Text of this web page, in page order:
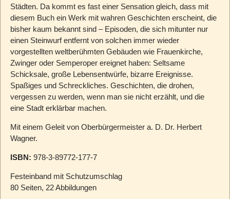
Städten. Da kommt es fast einer Sensation gleich, dass mit
diesem Buch ein Werk mit wahren Geschichten erscheint, die
bisher kaum bekannt sind – Episoden, die sich mitunter nur
einen Steinwurf entfernt von solchen immer wieder
vorgestellten weltberühmten Gebäuden wie Frauenkirche,
Zwinger oder Semperoper ereignet haben: Seltsame
Schicksale, große Lebensentwürfe, bizarre Ereignisse.
Spaßiges und Schreckliches. Geschichten, die drohen,
vergessen zu werden, wenn man sie nicht erzählt, und die
eine Stadt erklärbar machen.
Mit einem Geleit von Oberbürgermeister a. D. Dr. Herbert
Wagner.
ISBN: 978-3-89772-177-7
Festeinband mit Schutzumschlag
80 Seiten, 22 Abbildungen